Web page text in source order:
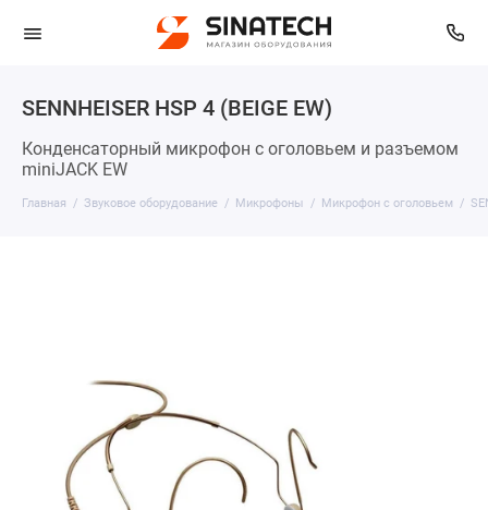
SENNHEISER HSP 4 (BEIGE EW)
Конденсаторный микрофон с оголовьем и разъемом
miniJACK EW
Главная Звуковое оборудование Микрофоны Микрофон с оголовьем